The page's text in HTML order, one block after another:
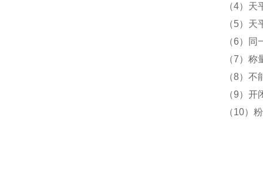
（4）天
（5）
（6）
（7）
（8）
（9）
（10）